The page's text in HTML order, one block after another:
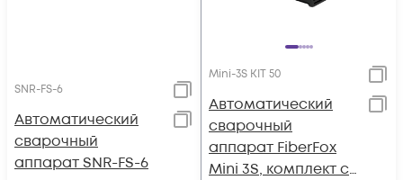
SNR-FS-6
Автоматический
сварочный
аппарат SNR-FS-6
Mini-3S KIT 50
Автоматический
сварочный
аппарат FiberFox
Mini 3S, комплект со